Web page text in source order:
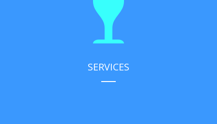
SERVICES